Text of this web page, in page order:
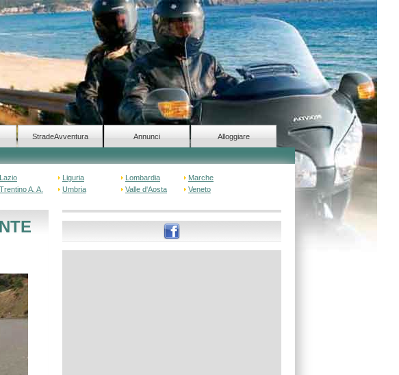
StradeAvventura Annunci Alloggiare
Lazio Liguria Lombardia
Marche
Trentino A. A. Umbria Valle d'Aosta
Veneto